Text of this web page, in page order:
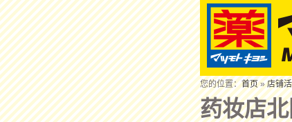
您的位置：首页»店铺
药妆店